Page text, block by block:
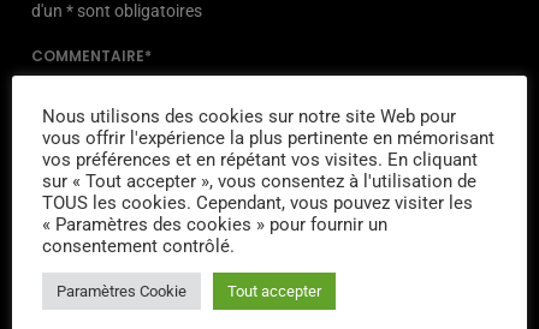
d'un * sont obligatoires
COMMENTAIRE*
NOM*
EMAIL*
Nous utilisons des cookies sur notre site Web pour
vous offrir l'expérience la plus pertinente en mémorisant
vos préférences et en répétant vos visites. En cliquant
sur « Tout accepter », vous consentez à l'utilisation de
TOUS les cookies. Cependant, vous pouvez visiter les
« Paramètres des cookies » pour fournir un
consentement contrôlé.
Paramètres Cookie Tout accepter